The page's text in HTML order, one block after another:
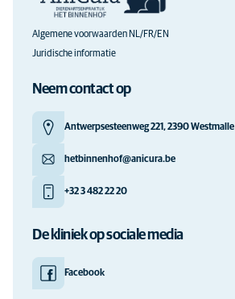
Algemene voorwaarden NL/FR/EN
Juridische informatie
Neem contact op
Antwerpsesteenweg 221, 2390 Westmalle
hetbinnenhof@anicura.be
+32 3 482 22 20
De kliniek op sociale media
Facebook